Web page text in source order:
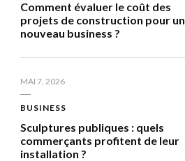
Comment évaluer le coût des
projets de construction pour un
nouveau business ?
MAI 7, 2026
BUSINESS
Sculptures publiques : quels
commerçants profitent de leur
installation ?